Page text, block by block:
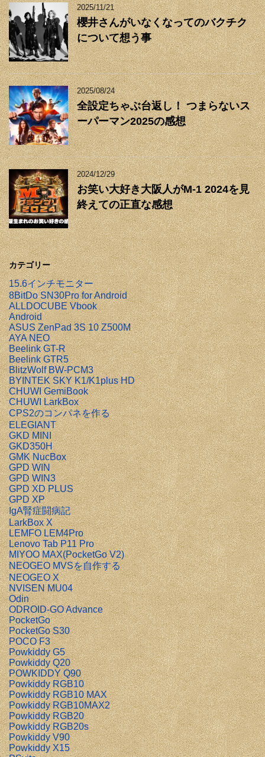
2025/11/21
櫻井さんがいなくなってのバクチク
について想う事
2025/08/24
全設定ちゃぶ台返し！ つまらないス
ーパーマン2025の感想
2024/12/29
お笑い大好き大阪人がM-1 2024を見
終えての正直な感想
カテゴリー
15.6インチモニター
8BitDo SN30Pro for Android
ALLDOCUBE Vbook
Android
ASUS ZenPad 3S 10 Z500M
AYA NEO
Beelink GT-R
Beelink GTR5
BlitzWolf BW-PCM3
BYINTEK SKY K1/K1plus HD
CHUWI GemiBook
CHUWI LarkBox
CPS2のコンパネを作る
ELEGIANT
GKD MINI
GKD350H
GMK NucBox
GPD WIN
GPD WIN3
GPD XD PLUS
GPD XP
IgA腎症闘病記
LarkBox X
LEMFO LEM4Pro
Lenovo Tab P11 Pro
MIYOO MAX(PocketGo V2)
NEOGEO MVSを自作する
NEOGEO X
NVISEN MU04
Odin
ODROID-GO Advance
PocketGo
PocketGo S30
POCO F3
Powkiddy G5
Powkiddy Q20
POWKIDDY Q90
Powkiddy RGB10
Powkiddy RGB10 MAX
Powkiddy RGB10MAX2
Powkiddy RGB20
Powkiddy RGB20s
Powkiddy V90
Powkiddy X15